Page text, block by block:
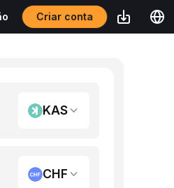
Criar conta
KAS
CHF